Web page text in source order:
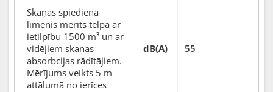
Skaņas spiediena
līmenis mērīts telpā ar
ietilpību 1500 m³ un ar
vidējiem skaņas
absorbcijas rādītājiem.
Mērījums veikts 5 m
attālumā no ierīces
dB(A) 55